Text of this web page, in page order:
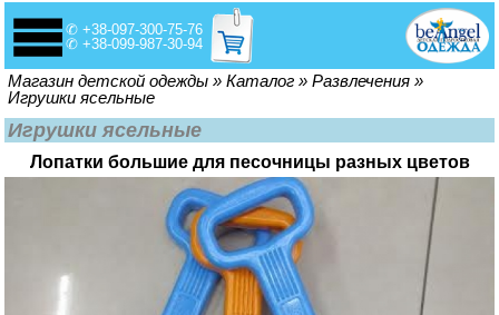
✆ +38-097-300-75-76
✆ +38-099-987-30-94
Вы здесь
Магазин детской одежды » Каталог » Развлечения »
Игрушки ясельные
Игрушки ясельные
Лопатки большие для песочницы разных цветов